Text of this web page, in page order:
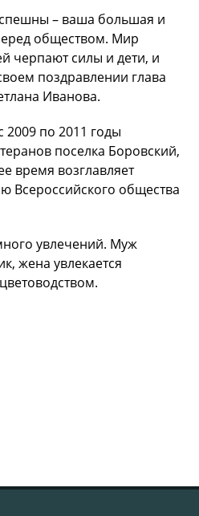
– ваша большая и
обществом. Мир
черпают силы и дети, и
поздравлении глава
Иванова.
2009 по 2011 годы
поселка Боровский,
время возглавляет
Всероссийского общества
увлечений. Муж
жена увлекается